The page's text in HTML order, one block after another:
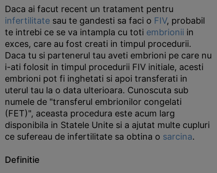
Daca ai facut recent un tratament pentru
infertilitate sau te gandesti sa faci o FIV, probabil
te intrebi ce se va intampla cu toti embrionii in
exces, care au fost creati in timpul procedurii.
Daca tu si partenerul tau aveti embrioni pe care nu
i-ati folosit in timpul procedurii FIV initiale, acesti
embrioni pot fi inghetati si apoi transferati in
uterul tau la o data ulterioara. Cunoscuta sub
numele de "transferul embrionilor congelati
(FET)", aceasta procedura este acum larg
disponibila in Statele Unite si a ajutat multe cupluri
ce sufereau de infertilitate sa obtina o sarcina.
Definitie